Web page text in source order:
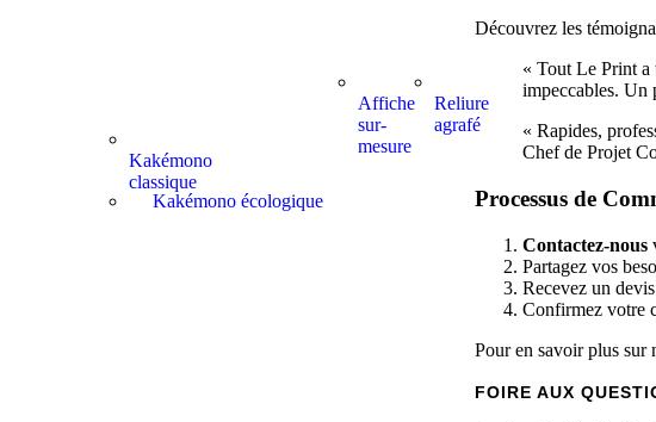
Kakémono écologique
Kakémono
classique
Affiche
sur-
mesure
Reliure
agrafé
Découvrez les
« Tout Le Print a
impeccables. Un
« Rapides,
Chef de Projet
Processus de
Contactez-nous
Partagez vos
Recevez un
Confirmez votre
Pour en savoir plus sur
FOIRE AUX